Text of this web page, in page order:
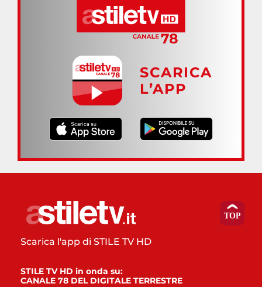
SCARICA
L’APP
Scarica l'app di STILE TV HD
STILE TV HD in onda su:
CANALE 78 DEL DIGITALE TERRESTRE